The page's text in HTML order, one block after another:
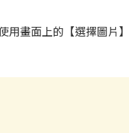
用畫面上的【選擇圖